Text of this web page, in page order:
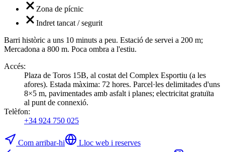
Zona de pícnic
Indret tancat / segurit
Barri històric a uns 10 minuts a peu. Estació de servei a 200 m;
Mercadona a 800 m. Poca ombra a l'estiu.
Accés:
Plaza de Toros 15B, al costat del Complex Esportiu (a les
afores). Estada màxima: 72 hores. Parcel·les delimitades d'uns
8×5 m, pavimentades amb asfalt i planes; electricitat gratuïta
al punt de connexió.
Telèfon:
+34 924 750 025
Com arribar-hi
Lloc web i reserves